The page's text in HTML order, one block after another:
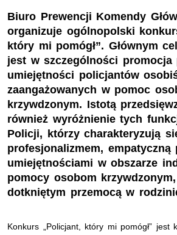
Biuro Prewencji Komendy
organizuje ogólnopolski
który mi pomógł”. Głównym
jest w szczególności promocja
umiejętności policjantów
zaangażowanych w pomoc
krzywdzonym. Istotą
również wyróżnienie tych
Policji, którzy charakteryzują
profesjonalizmem, empatyczną
umiejętnościami w obszarze
pomocy osobom
dotkniętym przemocą w
Konkurs „Policjant, który mi pomógł” jest